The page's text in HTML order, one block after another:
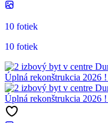
10 fotiek
10 fotiek